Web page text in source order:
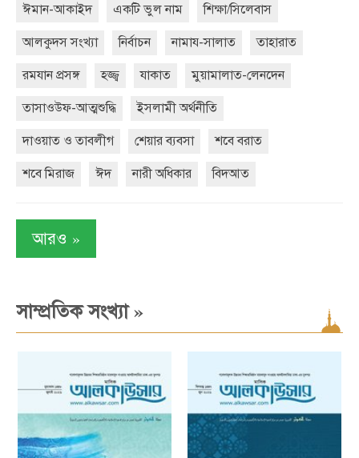
ঈমান-আকাইদ একটি ভুল নাম শিক্ষা/সিলেবাস
আলকুদস সংখ্যা নির্বাচন নামায-সালাত তাহারাত
রমযান প্রসঙ্গ হজ্জ্ব যাকাত মুয়ামালাত-লেনদেন
তাসাওউফ-আত্মশুদ্ধি ইসলামী অর্থনীতি
দাওয়াত ও তাবলীগ শেয়ার ব্যবসা শবে বরাত
শবে মিরাজ ঈদ নারী অধিকার বিদআত
আরও »
সাম্প্রতিক সংখ্যা»